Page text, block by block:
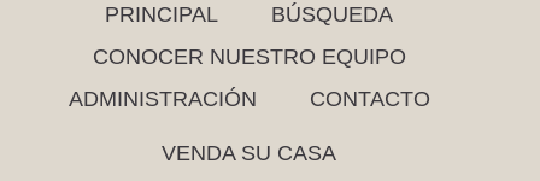
PRINCIPAL
BÚSQUEDA
CONOCER NUESTRO EQUIPO
ADMINISTRACIÓN
CONTACTO
VENDA SU CASA